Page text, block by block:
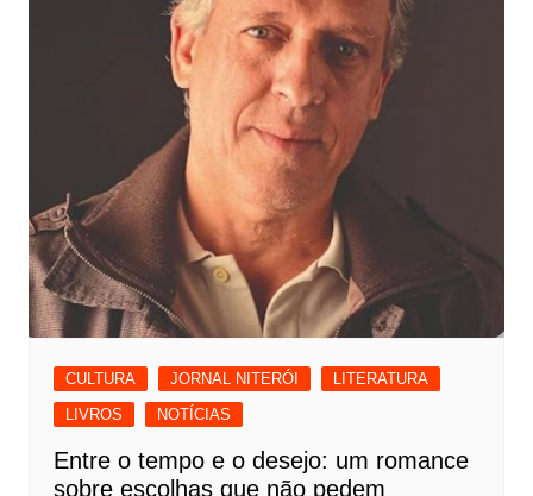
CULTURA JORNAL NITERÓI
LITERATURA
LIVROS
NOTÍCIAS
Entre o tempo e o desejo: um romance
sobre escolhas que não pedem